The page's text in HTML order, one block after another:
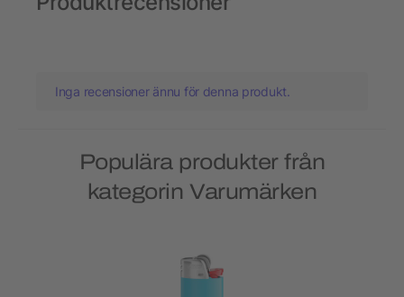
Inga recensioner ännu för denna produkt.
Populära produkter från
kategorin Varumärken